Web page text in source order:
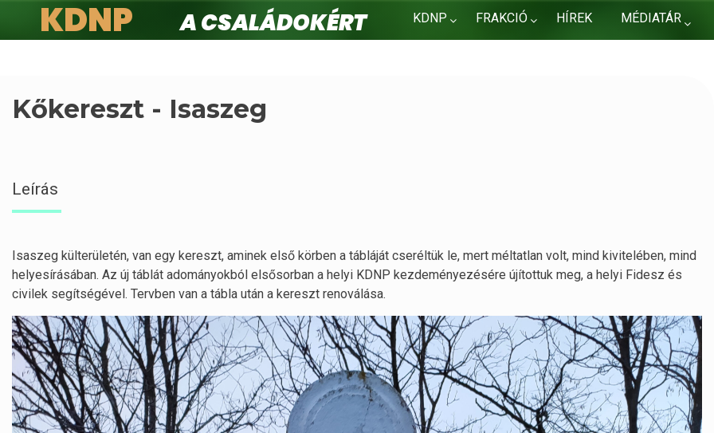
KDNP FRAKCIÓ HÍREK MÉDIATÁR
KDNP
A családokért.
Kőkereszt - Isaszeg
Leírás
Isaszeg külterületén, van egy kereszt, aminek első körben a tábláját cseréltük le, mert méltatlan volt, mind kivitelében, mind
helyesírásában. Az új táblát adományokból elsősorban a helyi KDNP kezdeményezésére újítottuk meg, a helyi Fidesz és
civilek segítségével. Tervben van a tábla után a kereszt renoválása.